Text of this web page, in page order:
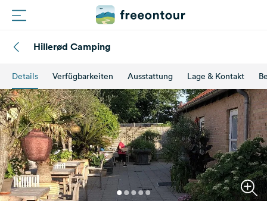
Plätze
Magazin
Partner
Registrieren
Einloggen
Hillerød Camping
Details Verfügbarkeiten Ausstattung Lage & Kontakt